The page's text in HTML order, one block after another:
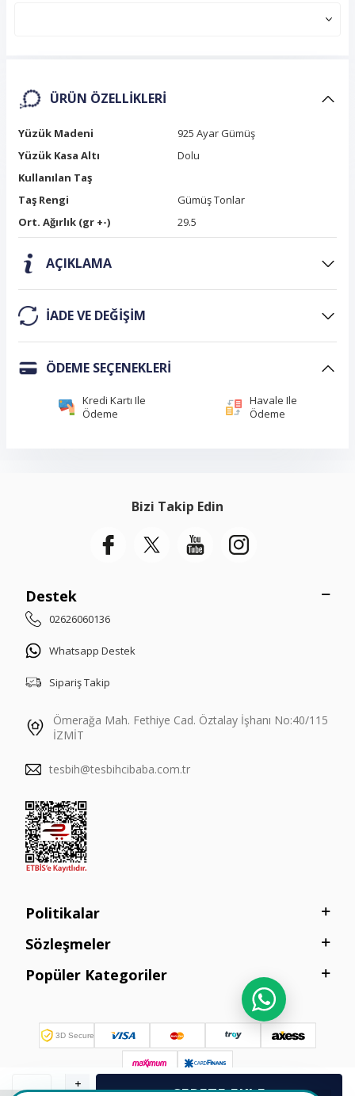
ÜRÜN ÖZELLIKLERI
Yüzük Madeni
925 Ayar Gümüş
Yüzük Kasa Altı
Dolu
Kullanılan Taş
Taş Rengi
Gümüş Tonlar
Ort. Ağırlık (gr +-)
29.5
AÇIKLAMA
IADE VE DEĞIŞIM
ÖDEME SEÇENEKLERI
Kredi Kartı Ile
Ödeme
Havale Ile
Ödeme
Bizi Takip Edin
Destek
02626060136
Whatsapp Destek
Sipariş Takip
Ömerağa Mah. Fethiye Cad. Öztalay İşhanı No:40/115
İZMİT
tesbih@tesbihcibaba.com.tr
Politikalar
Sözleşmeler
Popüler Kategoriler